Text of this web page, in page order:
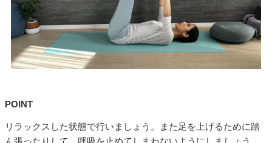
POINT
リラックスした状態で行いましょう。また足を上げるために踏